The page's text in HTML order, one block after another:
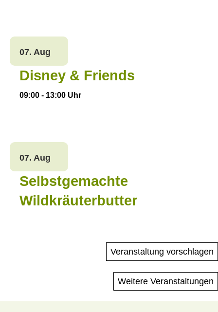
Disney & Friends
09:00 - 13:00 Uhr
07. Aug
Selbstgemachte
Wildkräuterbutter
07. Aug
Veranstaltung vorschlagen
Weitere Veranstaltungen